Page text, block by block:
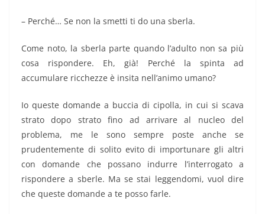
– Perché… Se non la smetti ti do una sberla.
Come noto, la sberla parte quando l’adulto non sa più
cosa rispondere. Eh, già! Perché la spinta ad
accumulare ricchezze è insita nell’animo umano?
Io queste domande a buccia di cipolla, in cui si scava
strato dopo strato fino ad arrivare al nucleo del
problema, me le sono sempre poste anche se
prudentemente di solito evito di importunare gli altri
con domande che possano indurre l’interrogato a
rispondere a sberle. Ma se stai leggendomi, vuol dire
che queste domande a te posso farle.